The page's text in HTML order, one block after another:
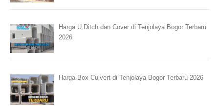
Harga U Ditch dan Cover di Tenjolaya Bogor Terbaru
2026
Harga Box Culvert di Tenjolaya Bogor Terbaru 2026